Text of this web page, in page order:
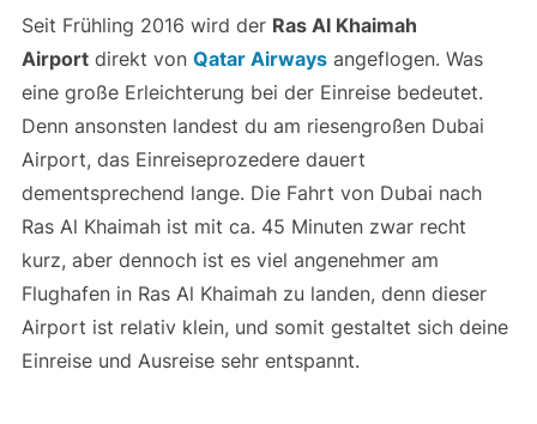
Seit Frühling 2016 wird der Ras Al Khaimah
Airportdirekt von Qatar Airwaysangeflogen. Was
eine große Erleichterung bei der Einreise bedeutet.
Denn ansonsten landest du am riesengroßen Dubai
Airport, das Einreiseprozedere dauert
dementsprechend lange. Die Fahrt von Dubai nach
Ras Al Khaimah ist mit ca. 45 Minuten zwar recht
kurz, aber dennoch ist es viel angenehmer am
Flughafen in Ras Al Khaimah zu landen, denn dieser
Airport ist relativ klein, und somit gestaltet sich deine
Einreise und Ausreise sehr entspannt.